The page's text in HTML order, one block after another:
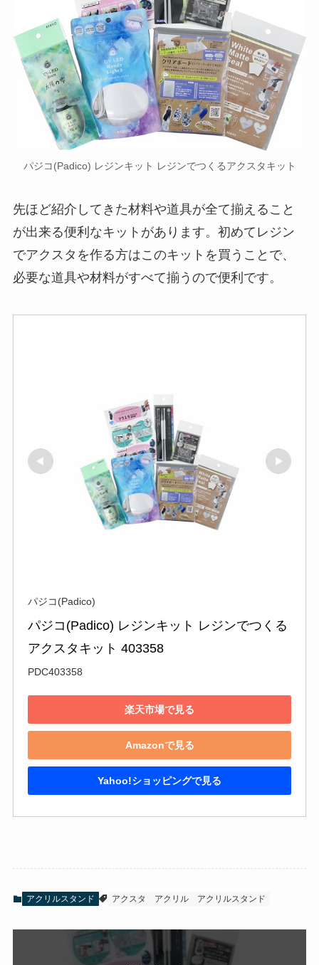
パジコ(Padico) レジンキット レジンでつくるアクスタキット
先ほど紹介してきた材料や道具が全て揃えること
が出来る便利なキットがあります。初めてレジン
でアクスタを作る方はこのキットを買うことで、
必要な道具や材料がすべて揃うので便利です。
パジコ(Padico)
パジコ(Padico) レジンキット レジンでつくる
アクスタキット 403358
PDC403358
楽天市場で見る
Amazonで見る
Yahoo!ショッピングで見る
アクリルスタンド アクスタ アクリル アクリルスタンド